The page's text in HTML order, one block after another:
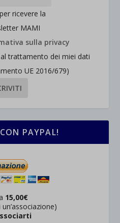
ricevere la
MAMI
sulla privacy
trattamento dei miei dati
UE 2016/679)
PAYPAL!
15,00€